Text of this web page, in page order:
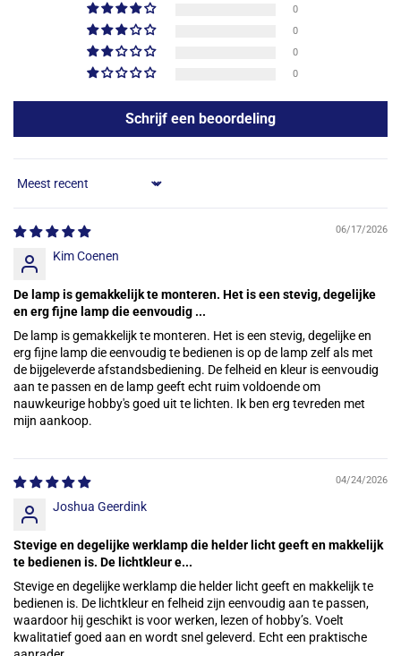
0
0
0
0
Schrijf een beoordeling
Sort by
06/17/2026
Kim Coenen
De lamp is gemakkelijk te monteren. Het is een stevig, degelijke
en erg fijne lamp die eenvoudig ...
De lamp is gemakkelijk te monteren. Het is een stevig, degelijke en
erg fijne lamp die eenvoudig te bedienen is op de lamp zelf als met
de bijgeleverde afstandsbediening. De felheid en kleur is eenvoudig
aan te passen en de lamp geeft echt ruim voldoende om
nauwkeurige hobby's goed uit te lichten. Ik ben erg tevreden met
mijn aankoop.
04/24/2026
Joshua Geerdink
Stevige en degelijke werklamp die helder licht geeft en makkelijk
te bedienen is. De lichtkleur e...
Stevige en degelijke werklamp die helder licht geeft en makkelijk te
bedienen is. De lichtkleur en felheid zijn eenvoudig aan te passen,
waardoor hij geschikt is voor werken, lezen of hobby’s. Voelt
kwalitatief goed aan en wordt snel geleverd. Echt een praktische